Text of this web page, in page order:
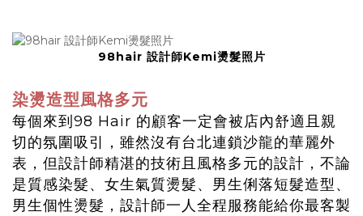
98hair 設計師Kemi燙髮照片
染燙造型風格多元
每個來到98 Hair 的顧客一定會被店內舒適且親
切的氛圍吸引，雖然沒有台北連鎖沙龍的華麗外
表，但設計師精湛的技術且風格多元的設計，不論
是質感染髮、女生氣質燙髮、男生俐落短髮造型、
男生個性燙髮，設計師一人全程服務能給你最客製